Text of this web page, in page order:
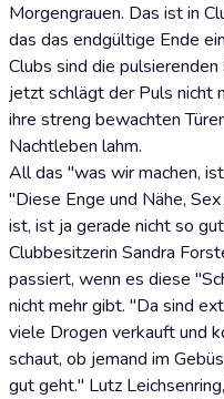
Morgengrauen. Das ist in
das das endgültige Ende
Clubs sind die
jetzt schlägt der Puls nicht
ihre streng bewachten
Nachtleben lahm.
All das "was wir machen,
"Diese Enge und Nähe,
ist, ist ja gerade nicht so
Clubbesitzerin Sandra
passiert, wenn es diese
nicht mehr gibt. "Da sind
viele Drogen verkauft und
schaut, ob jemand im
gut geht." Lutz